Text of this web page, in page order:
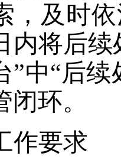
，及时
内将后
”中“后
环。
作要求